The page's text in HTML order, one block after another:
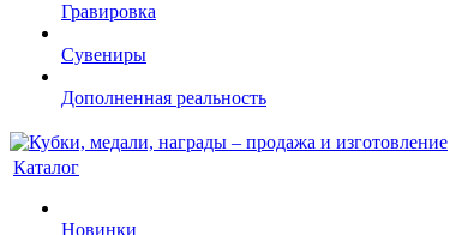
Гравировка
Сувениры
Дополненная реальность
Каталог
Новинки